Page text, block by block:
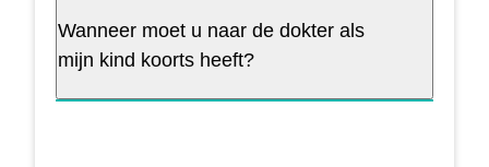
Wanneer moet u naar de dokter als
mijn kind koorts heeft?